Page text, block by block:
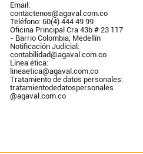
Email:
contactenos@agaval.com.co
Teléfono: 60(4) 444 49 99
Oficina Principal Cra 43b # 23 117
- Barrio Colombia, Medellín
Notificación Judicial:
contabilidad@agaval.com.co
Línea ética:
lineaetica@agaval.com.co
Tratamiento de datos personales:
tratamientodedatospersonales
@agaval.com.co